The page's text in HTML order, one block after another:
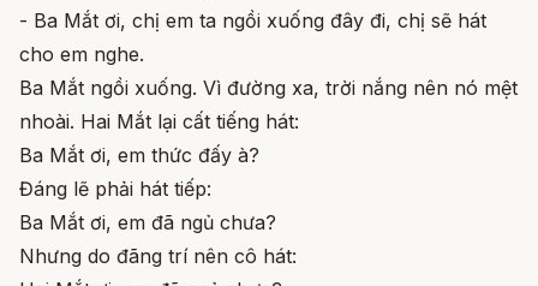
- Ba Mắt ơi, chị em ta ngồi xuống đây đi, chị sẽ hát
cho em nghe.
Ba Mắt ngồi xuống. Vì đường xa, trời nắng nên nó mệt
nhoài. Hai Mắt lại cất tiếng hát:
Ba Mắt ơi, em thức đấy à?
Đáng lẽ phải hát tiếp:
Ba Mắt ơi, em đã ngủ chưa?
Nhưng do đãng trí nên cô hát: